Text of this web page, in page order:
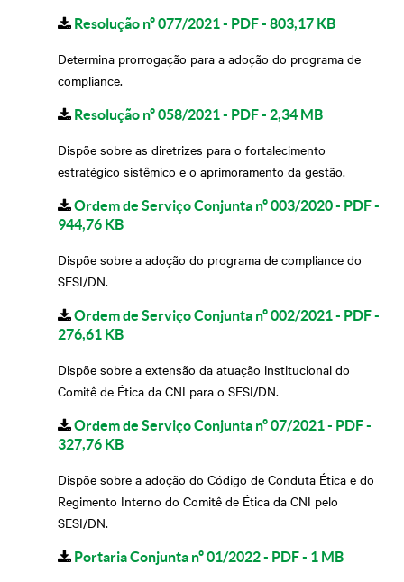
Resolução nº 077/2021 - PDF - 803,17 KB
Determina prorrogação para a adoção do programa de
compliance.
Resolução nº 058/2021 - PDF - 2,34 MB
Dispõe sobre as diretrizes para o fortalecimento
estratégico sistêmico e o aprimoramento da gestão.
Ordem de Serviço Conjunta nº 003/2020 - PDF -
944,76 KB
Dispõe sobre a adoção do programa de compliance do
SESI/DN.
Ordem de Serviço Conjunta nº 002/2021 - PDF -
276,61 KB
Dispõe sobre a extensão da atuação institucional do
Comitê de Ética da CNI para o SESI/DN.
Ordem de Serviço Conjunta nº 07/2021 - PDF -
327,76 KB
Dispõe sobre a adoção do Código de Conduta Ética e do
Regimento Interno do Comitê de Ética da CNI pelo
SESI/DN.
Portaria Conjunta nº 01/2022 - PDF - 1 MB